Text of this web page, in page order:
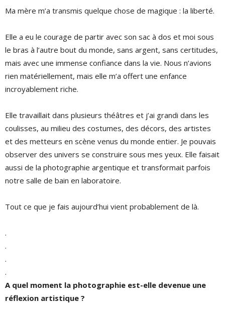
Ma mère m’a transmis quelque chose de magique : la liberté.
Elle a eu le courage de partir avec son sac à dos et moi sous
le bras à l’autre bout du monde, sans argent, sans certitudes,
mais avec une immense confiance dans la vie. Nous n’avions
rien matériellement, mais elle m’a offert une enfance
incroyablement riche.
Elle travaillait dans plusieurs théâtres et j’ai grandi dans les
coulisses, au milieu des costumes, des décors, des artistes
et des metteurs en scène venus du monde entier. Je pouvais
observer des univers se construire sous mes yeux. Elle faisait
aussi de la photographie argentique et transformait parfois
notre salle de bain en laboratoire.
Tout ce que je fais aujourd’hui vient probablement de là.
.
.
.
.
A quel moment la photographie est-elle devenue une
réflexion artistique ?